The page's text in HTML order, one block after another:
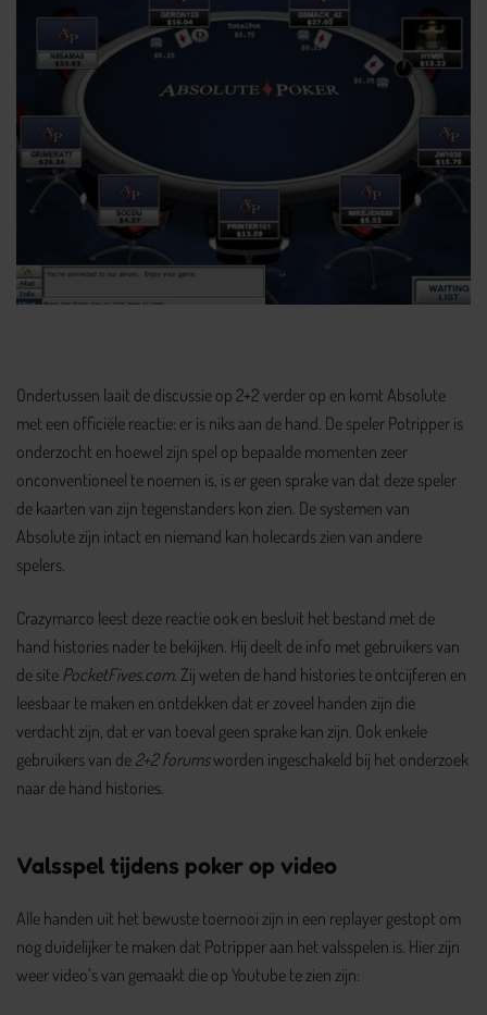
Ondertussen laait de discussie op 2+2 verder op en komt Absolute
met een officiële reactie: er is niks aan de hand. De speler Potripper is
onderzocht en hoewel zijn spel op bepaalde momenten zeer
onconventioneel te noemen is, is er geen sprake van dat deze speler
de kaarten van zijn tegenstanders kon zien. De systemen van
Absolute zijn intact en niemand kan holecards zien van andere
spelers.
Crazymarco leest deze reactie ook en besluit het bestand met de
hand histories nader te bekijken. Hij deelt de info met gebruikers van
de site PocketFives.com. Zij weten de hand histories te ontcijferen en
leesbaar te maken en ontdekken dat er zoveel handen zijn die
verdacht zijn, dat er van toeval geen sprake kan zijn. Ook enkele
gebruikers van de 2+2 forumsworden ingeschakeld bij het onderzoek
naar de hand histories.
Valsspel tijdens poker op video
Alle handen uit het bewuste toernooi zijn in een replayer gestopt om
nog duidelijker te maken dat Potripper aan het valsspelen is. Hier zijn
weer video’s van gemaakt die op Youtube te zien zijn: